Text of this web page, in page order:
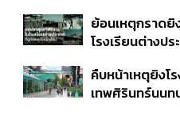
ปลอดภัยชั่วครา
เหตุใช้อาวุธปืน
ย้อนเหตุกราดยิ
โรงเรียนต่างปร
คืบหน้าเหตุยิงโ
เทพศิรินทร์นนท